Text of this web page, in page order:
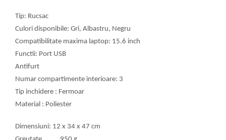
Tip: Rucsac
Culori disponibile: Gri, Albastru, Negru
Compatibilitate maxima laptop: 15.6 inch
Functii: Port USB
Antifurt
Numar compartimente interioare: 3
Tip inchidere : Fermoar
Material : Poliester
Dimensiuni: 12 x 34 x 47 cm